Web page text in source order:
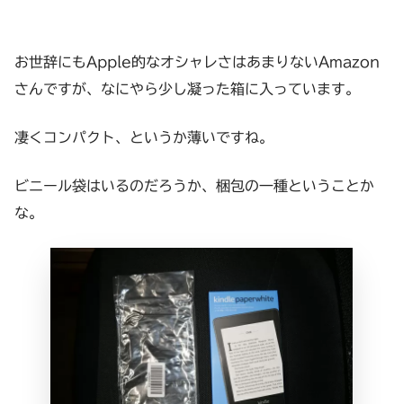
お世辞にもApple的なオシャレさはあまりないAmazon
さんですが、なにやら少し凝った箱に入っています。
凄くコンパクト、というか薄いですね。
ビニール袋はいるのだろうか、梱包の一種ということか
な。